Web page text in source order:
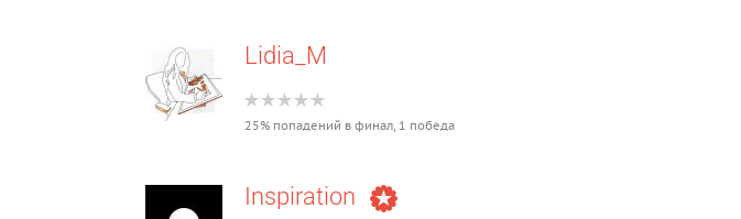
Lidia_M
25% попадений в финал, 1 победа
Inspiration